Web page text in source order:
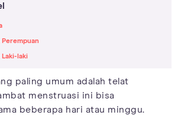
laki
paling umum adalah telat
menstruasi ini bisa
beberapa hari atau minggu.